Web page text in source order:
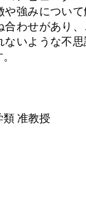
や強みについ
合わせがあり
ないような不
類 准教授